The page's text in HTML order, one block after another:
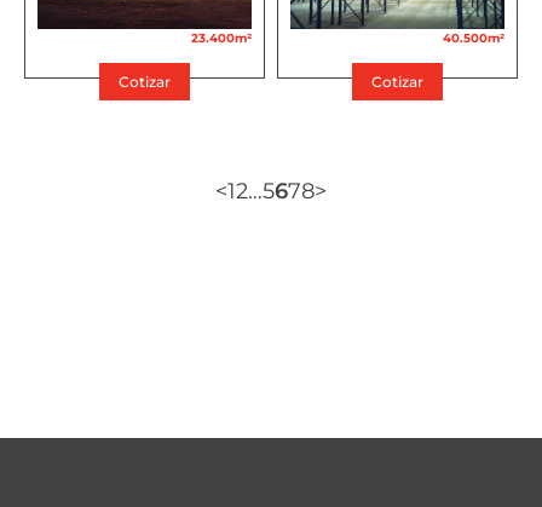
23.400m²
Cotizar
40.500m²
Cotizar
<12…5678>